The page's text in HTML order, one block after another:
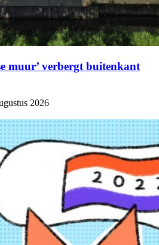
muur’ verbergt buitenkant
2026